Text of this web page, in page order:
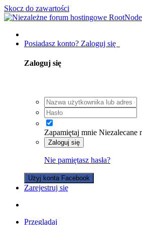
Skocz do zawartości
Posiadasz konto? Zaloguj się
Zaloguj się
Zapamiętaj mnie Niezalecane
Zaloguj się
Nie pamiętasz hasła?
Użyj konta Facebook
Zarejestruj się
Przeglądaj